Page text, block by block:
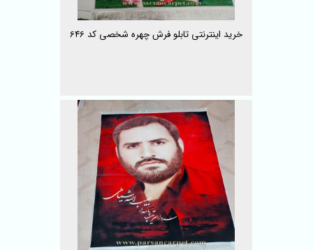
خرید اینترنتی تابلو فرش چهره شخصی کد 646